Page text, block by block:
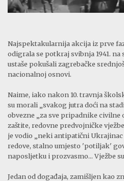
Najspektakularnija akcija iz prve
odigrala se potkraj svibnja 1941.
ustaše pokušali zagrebačke
nacionalnoj osnovi.
Naime, iako nakon 10. travnja
su morali „svakog jutra doći na
obvezne „za sve pripadnike civilne
zaštite, redovne predvojničke
je vodio „neki antipatični Ukrajinac
redove, stalno umjesto 'potiljak'
naposljetku i prozvasmo... Vježbe
Jedan od događaja, zamišljen kao